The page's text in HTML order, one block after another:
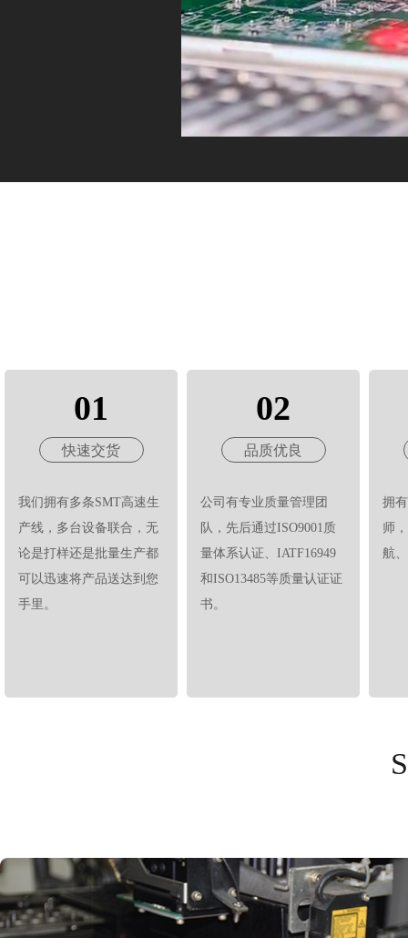
01
快速交货
我们拥有多条SMT高速生
产线，多台设备联合，无
论是打样还是批量生产都
可以迅速将产品送达到您
手里。
02
品质优良
公司有专业质量管理团
队，先后通过ISO9001质
量体系认证、IATF16949
和ISO13485等质量认证证
书。
拥
师
航